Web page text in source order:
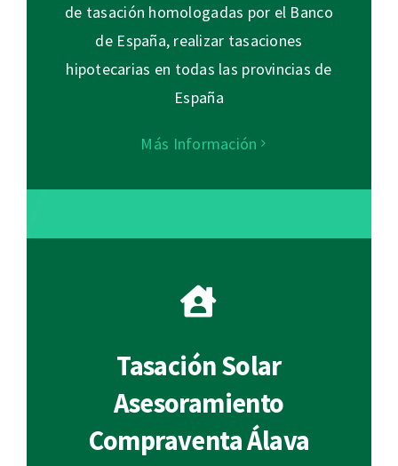
de tasación homologadas por el Banco
de España, realizar tasaciones
hipotecarias en todas las provincias de
España
Más Información
Tasación Solar
Asesoramiento
Compraventa Álava